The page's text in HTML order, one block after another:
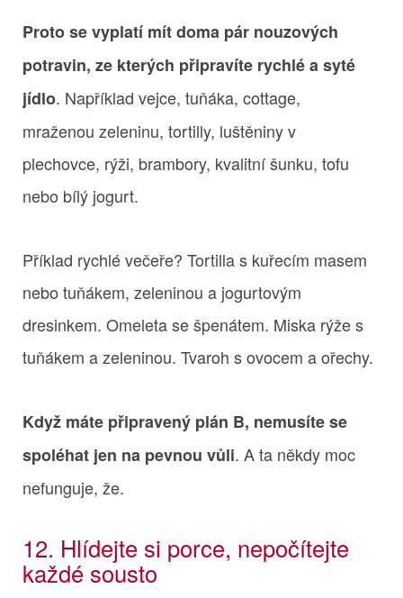
Proto se vyplatí mít doma pár nouzových
potravin, ze kterých připravíte rychlé a syté
jídlo. Například vejce, tuňáka, cottage,
mraženou zeleninu, tortilly, luštěniny v
plechovce, rýži, brambory, kvalitní šunku, tofu
nebo bílý jogurt.
Příklad rychlé večeře? Tortilla s kuřecím masem
nebo tuňákem, zeleninou a jogurtovým
dresinkem. Omeleta se špenátem. Miska rýže s
tuňákem a zeleninou. Tvaroh s ovocem a ořechy.
Když máte připravený plán B, nemusíte se
spoléhat jen na pevnou vůli. A ta někdy moc
nefunguje, že.
12. Hlídejte si porce, nepočítejte
každé sousto